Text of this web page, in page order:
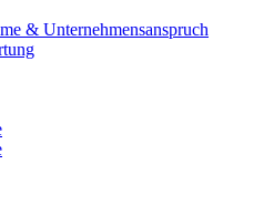
& Unternehmensanspruch